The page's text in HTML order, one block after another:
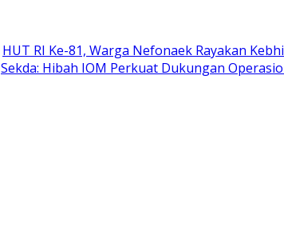
HUT RI Ke-81, Warga Nefonaek Rayakan
Sekda: Hibah IOM Perkuat Dukungan